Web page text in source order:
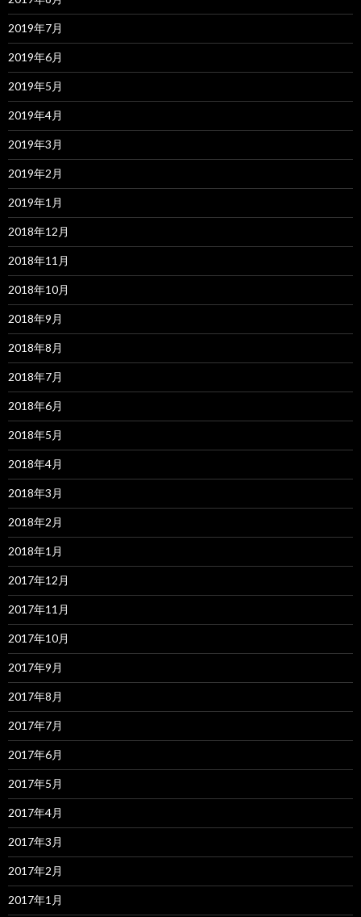
2019年7月
2019年6月
2019年5月
2019年4月
2019年3月
2019年2月
2019年1月
2018年12月
2018年11月
2018年10月
2018年9月
2018年8月
2018年7月
2018年6月
2018年5月
2018年4月
2018年3月
2018年2月
2018年1月
2017年12月
2017年11月
2017年10月
2017年9月
2017年8月
2017年7月
2017年6月
2017年5月
2017年4月
2017年3月
2017年2月
2017年1月